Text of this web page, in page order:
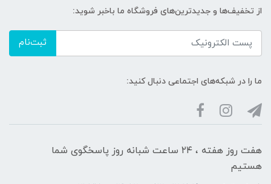
از تخفیف‌ها و جدیدترین‌های فروشگاه ما باخبر شوید:
ثبت‌نام
ما را در شبکه‌های اجتماعی دنبال کنید:
هفت روز هفته ، ۲۴ ساعت شبانه‌ روز پاسخگوی شما
هستیم